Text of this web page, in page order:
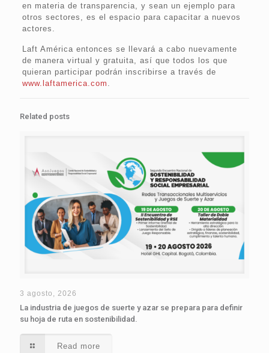
en materia de transparencia, y sean un ejemplo para
otros sectores, es el espacio para capacitar a nuevos
actores.
Laft América entonces se llevará a cabo nuevamente
de manera virtual y gratuita, así que todos los que
quieran participar podrán inscribirse a través de
www.laftamerica.com .
Related posts
3 agosto, 2026
La industria de juegos de suerte y azar se prepara para definir
su hoja de ruta en sostenibilidad.
Read more